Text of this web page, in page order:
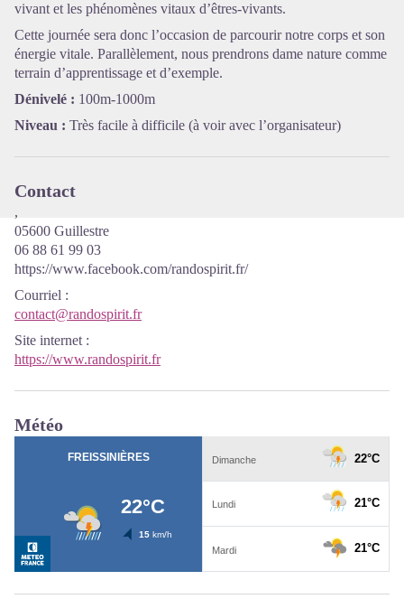
vivant et les phénomènes vitaux d’êtres-vivants.
Cette journée sera donc l’occasion de parcourir notre corps et son
énergie vitale. Parallèlement, nous prendrons dame nature comme
terrain d’apprentissage et d’exemple.
Dénivelé : 100m-1000m
Niveau : Très facile à difficile (à voir avec l’organisateur)
Contact
,
05600 Guillestre
06 88 61 99 03
https://www.facebook.com/randospirit.fr/
Courriel :
contact@randospirit.fr
Site internet :
https://www.randospirit.fr
Météo